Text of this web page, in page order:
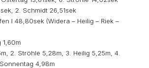
2. Schmidt 26,51sek
I 48,80sek (Widera – Heilig – Riek –
1,60m
2. Ströhle 5,28m, 3. Heilig 5,25m, 4.
4,98m